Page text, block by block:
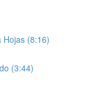
Hojas (8:16)
(3:44)